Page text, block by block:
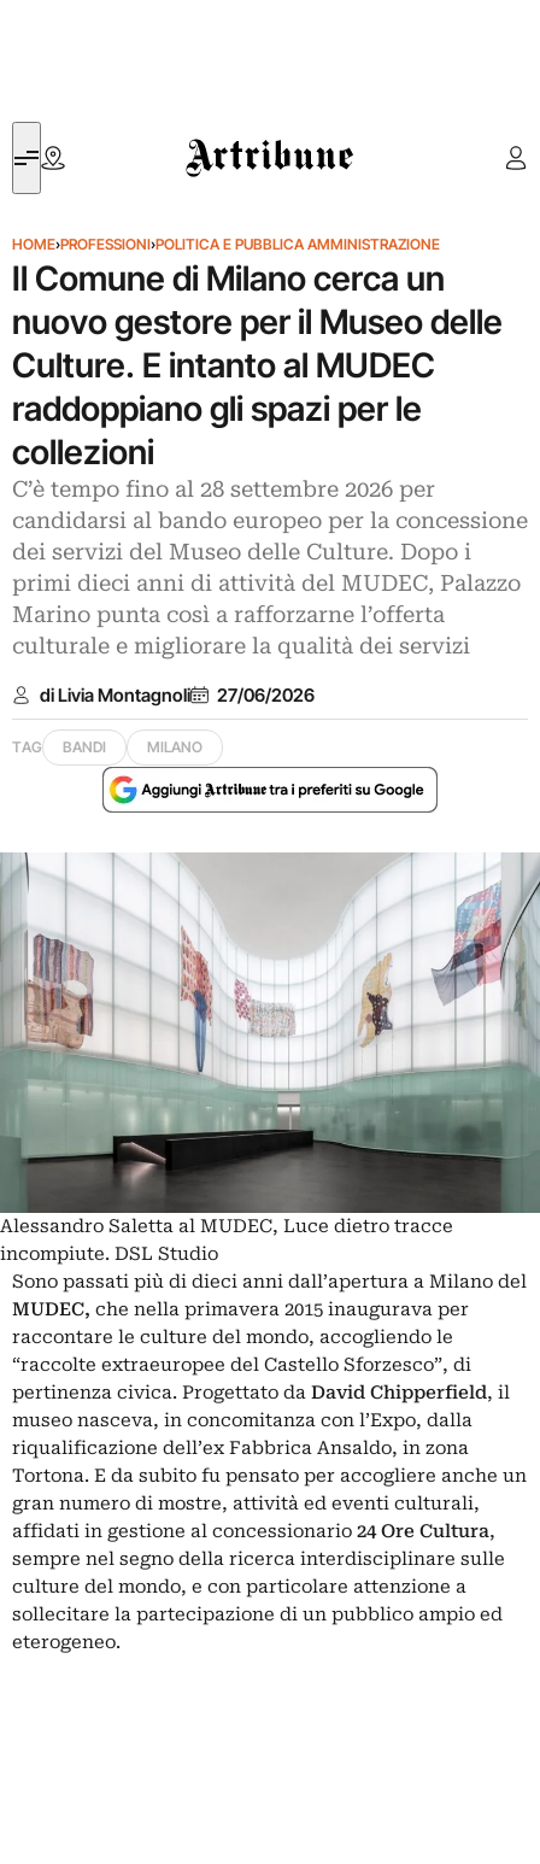
Artribune
HOME›PROFESSIONI›POLITICA E PUBBLICA AMMINISTRAZIONE
Il Comune di Milano cerca un
nuovo gestore per il Museo delle
Culture. E intanto al MUDEC
raddoppiano gli spazi per le
collezioni
C’è tempo fino al 28 settembre 2026 per
candidarsi al bando europeo per la concessione
dei servizi del Museo delle Culture. Dopo i
primi dieci anni di attività del MUDEC, Palazzo
Marino punta così a rafforzarne l’offerta
culturale e migliorare la qualità dei servizi
di Livia Montagnoli 27/06/2026
TAG BANDI MILANO
Alessandro Saletta al MUDEC, Luce dietro tracce
incompiute. DSL Studio
Sono passati più di dieci anni dall’apertura a Milano del
MUDEC, che nella primavera 2015 inaugurava per
raccontare le culture del mondo, accogliendo le
“raccolte extraeuropee del Castello Sforzesco”, di
pertinenza civica. Progettato da David Chipperfield, il
museo nasceva, in concomitanza con l’Expo, dalla
riqualificazione dell’ex Fabbrica Ansaldo, in zona
Tortona. E da subito fu pensato per accogliere anche un
gran numero di mostre, attività ed eventi culturali,
affidati in gestione al concessionario 24 Ore Cultura,
sempre nel segno della ricerca interdisciplinare sulle
culture del mondo, e con particolare attenzione a
sollecitare la partecipazione di un pubblico ampio ed
eterogeneo.